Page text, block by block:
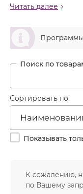
Мусс
Мыло
Набор
Пудра
Шампунь
Очищение
Против
Увлажнение
компонентами.
Читать далее
ဆ Программы
Сортировать по
Показывать
К сожалению,
по Вашему